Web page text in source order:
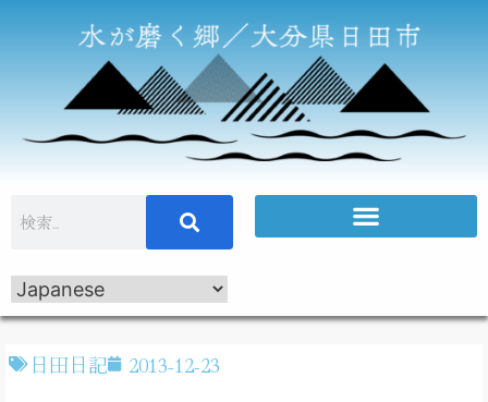
日田日記 2013-12-23